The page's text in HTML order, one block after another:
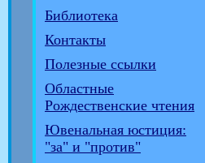
Библиотека
Контакты
Полезные ссылки
Областные
Рождественские чтения
Ювенальная юстиция:
"за" и "против"